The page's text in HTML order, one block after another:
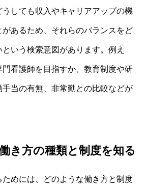
しても収入やキャリアアップの機
あるため、それらのバランスをど
いう検索意図があります。例え
看護師を目指すか、教育制度や研
当の有無、非常勤との比較などが
き方の種類と制度を知る
めには、どのような働き方と制度